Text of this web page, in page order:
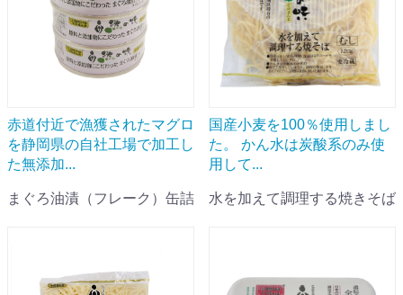
赤道付近で漁獲されたマグロ
を静岡県の自社工場で加工し
た無添加...
まぐろ油漬（フレーク）缶詰
国産小麦を100％使用しまし
た。 かん水は炭酸系のみ使
用して...
水を加えて調理する焼きそば